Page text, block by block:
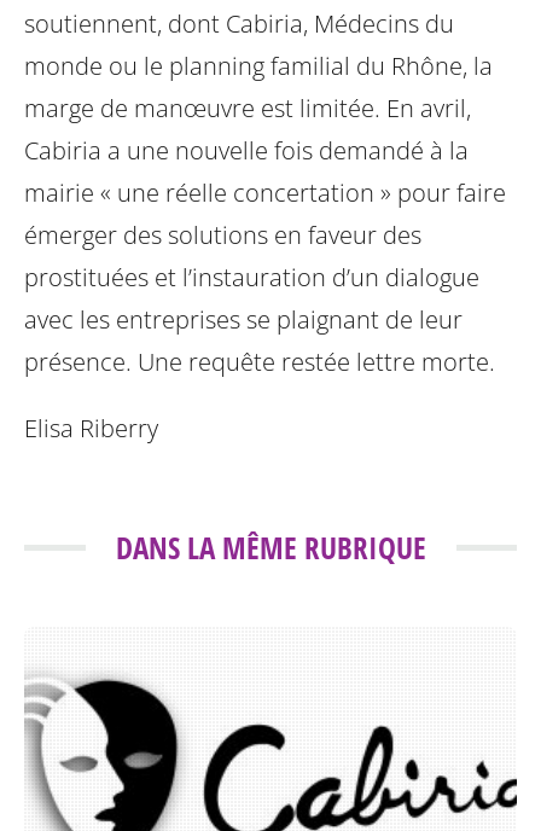
soutiennent, dont Cabiria, Médecins du
monde ou le planning familial du Rhône, la
marge de manœuvre est limitée. En avril,
Cabiria a une nouvelle fois demandé à la
mairie « une réelle concertation » pour faire
émerger des solutions en faveur des
prostituées et l’instauration d’un dialogue
avec les entreprises se plaignant de leur
présence. Une requête restée lettre morte.
Elisa Riberry
DANS LA MÊME RUBRIQUE